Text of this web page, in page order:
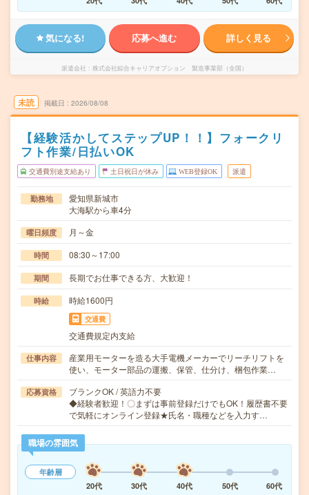
気になる! 応募へ進む 詳しく見る
派遣会社 株式会社綜合キャリアオプション 製造事業部（全国）
未読 掲載日 2026/08/08
【経験活かしてステップUP！！】フォークリ
フト作業/日払いOK
交通費別途支給あり 土日祝日が休み WEB登録OK 派遣
勤務地
愛知県新城市
大海駅から車4分
曜日頻度 月～金
時間 08:30～17:00
期間 長期でお仕事できる方、大歓迎！
時給 時給1600円
交通費
交通費規定内支給
仕事内容
産業用モーターを造る大手電機メーカーでリーチリフトを
使い、モーター部品の運搬、保管、仕分け、梱包作業…
応募資格
ブランクOK / 英語力不要
◆経験者歓迎！〇まずは事前登録だけでもOK！履歴書不要
で気軽にオンライン登録★氏名・職種などを入力す…
職場の雰囲気
年齢層
20代
30代 40代 50代 60代